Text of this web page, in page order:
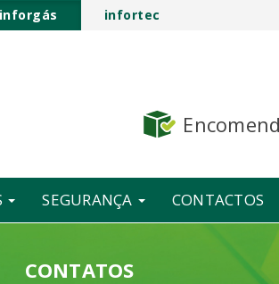
inforgás infortec
SEGURANÇA CONTACTOS
CONTATOS